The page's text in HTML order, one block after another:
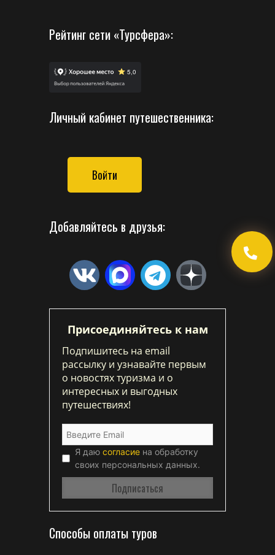
Рейтинг сети «Турсфера»:
Личный кабинет путешественника:
Войти
Добавляйтесь в друзья:
Присоединяйтесь к нам
Подпишитесь на email
рассылку и узнавайте первым
о новостях туризма и о
интересных и выгодных
путешествиях!
Я даю согласие на обработку
своих персональных данных.
Способы оплаты туров